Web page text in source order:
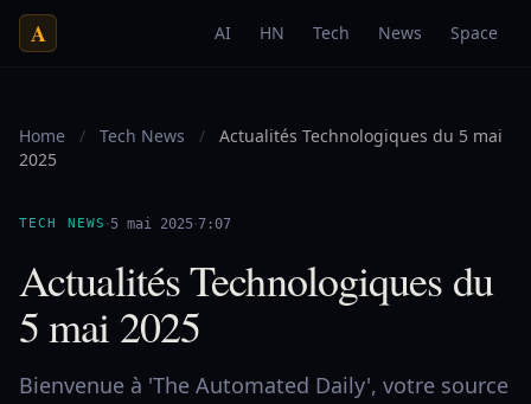
A AI HN Tech News Space
Home / Tech News /
Actualités Technologiques du 5 mai
2025
TECH NEWS ·5 mai 2025·7:07
Actualités Technologiques du
5 mai 2025
Bienvenue à 'The Automated Daily', votre source